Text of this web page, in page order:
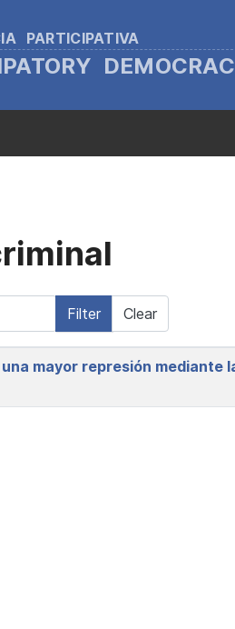
PARTICIPATIVA
Filter Clear
mayor represión mediante